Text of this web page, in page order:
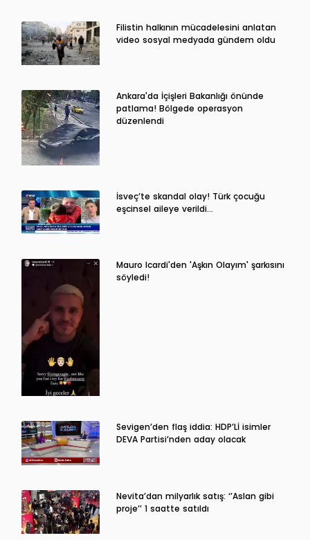
Filistin halkının mücadelesini anlatan
video sosyal medyada gündem oldu
Ankara'da İçişleri Bakanlığı önünde
patlama! Bölgede operasyon
düzenlendi
İsveç’te skandal olay! Türk çocuğu
eşcinsel aileye verildi…
Mauro Icardi'den 'Aşkın Olayım' şarkısını
söyledi!
Sevigen’den flaş iddia: HDP’Lİ isimler
DEVA Partisi’nden aday olacak
Nevita’dan milyarlık satış: ‘’Aslan gibi
proje’’ 1 saatte satıldı